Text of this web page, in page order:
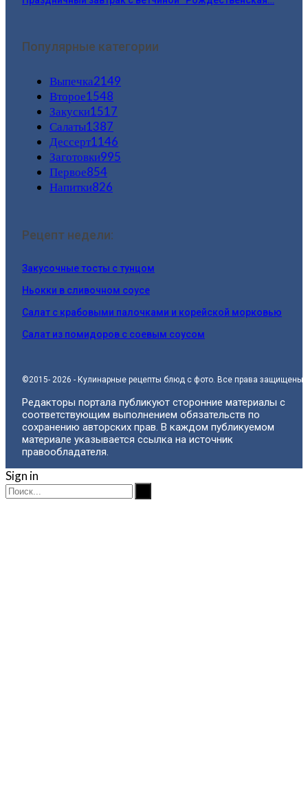
Популярные категории
Выпечка2149
Второе1548
Закуски1517
Салаты1387
Дессерт1146
Заготовки995
Первое854
Напитки826
Рецепт недели:
Закусочные тосты с тунцом
Ньокки в сливочном соусе
Салат с крабовыми палочками и корейской морковью
Салат из помидоров с соевым соусом
©2015- 2026 - Кулинарные рецепты блюд с фото. Все права защищены.
Редакторы портала публикуют сторонние материалы с
соответствующим выполнением обязательств по
сохранению авторских прав. В каждом публикуемом
материале указывается ссылка на источник
правообладателя.
Sign in